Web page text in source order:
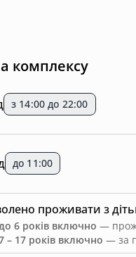
комплексу
з 14:00 до 22:00
до 11:00
проживати з
6 років включно —
– 17 років включно — за